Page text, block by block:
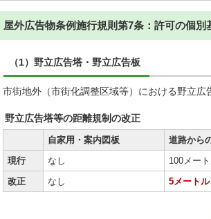
屋外広告物条例施行規則第7条：許可の個別
（1）野立広告塔・野立広告板
市街地外（市街化調整区域等）における野立広
野立広告塔等の距離規制の改正
自家用・案内図板 道路から
現行
なし 100メー
改正
なし 5メートル